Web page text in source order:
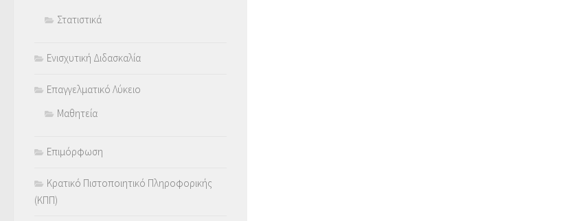
Στατιστικά
Ενισχυτική Διδασκαλία
Επαγγελματικό Λύκειο
Μαθητεία
Επιμόρφωση
Κρατικό Πιστοποιητικό Πληροφορικής
(ΚΠΠ)